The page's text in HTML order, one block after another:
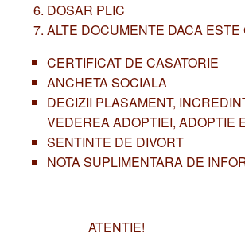
DOSAR PLIC
ALTE DOCUMENTE DACA ESTE
CERTIFICAT DE CASATORIE
ANCHETA SOCIALA
DECIZII PLASAMENT,
VEDEREA ADOPTIEI, ADOPTIE
SENTINTE DE DIVORT
NOTA SUPLIMENTARA DE
ATENTIE!